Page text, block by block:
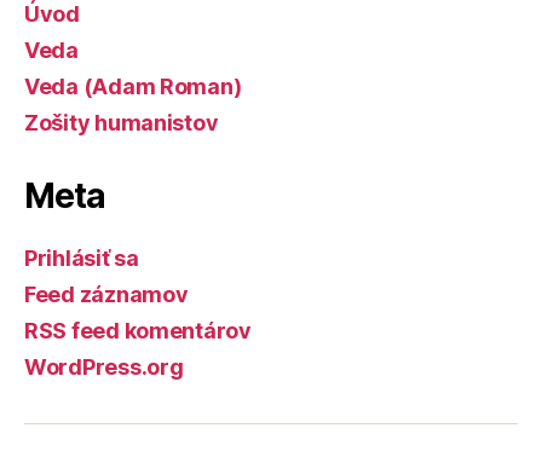
Úvod
Veda
Veda (Adam Roman)
Zošity humanistov
Meta
Prihlásiť sa
Feed záznamov
RSS feed komentárov
WordPress.org